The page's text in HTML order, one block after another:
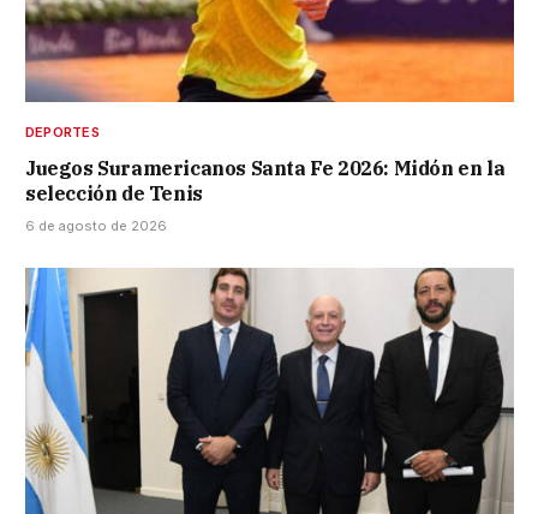
DEPORTES
Juegos Suramericanos Santa Fe 2026: Midón en la
selección de Tenis
6 de agosto de 2026